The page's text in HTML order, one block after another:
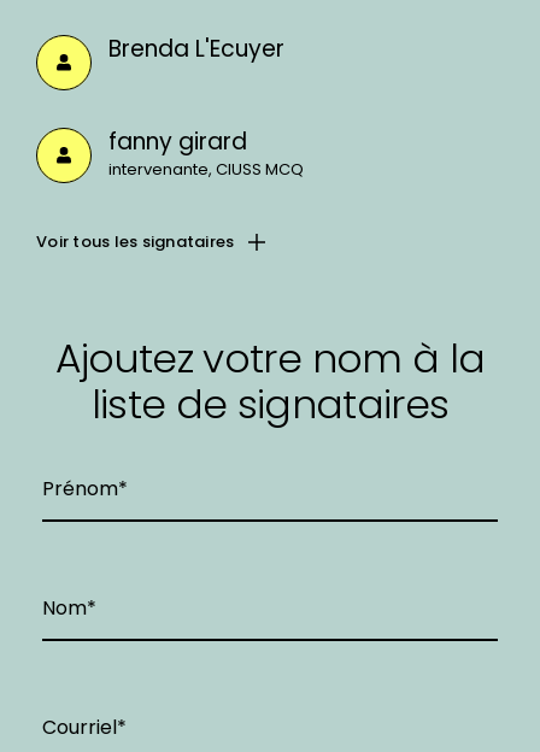
Brenda L'Ecuyer
fanny girard
intervenante, CIUSS MCQ
Voir tous les signataires
Ajoutez votre nom à la
liste de signataires
Prénom
Nom
Courriel